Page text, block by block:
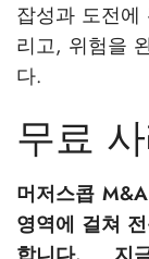
잡성과 도전
리고, 위험을
다.
무료
머저스콥
영역에 걸쳐